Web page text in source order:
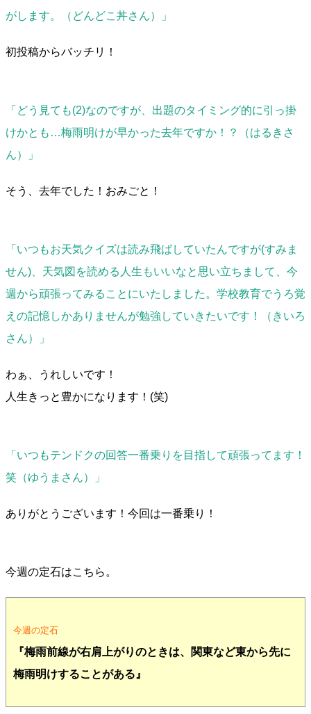
がします。（どんどこ丼さん）」
初投稿からバッチリ！
「どう見ても(2)なのですが、出題のタイミング的に引っ掛
けかとも…梅雨明けが早かった去年ですか！？（はるきさ
ん）」
そう、去年でした！おみごと！
「いつもお天気クイズは読み飛ばしていたんですが(すみま
せん)、天気図を読める人生もいいなと思い立ちまして、今
週から頑張ってみることにいたしました。学校教育でうろ覚
えの記憶しかありませんが勉強していきたいです！（きいろ
さん）」
わぁ、うれしいです！
人生きっと豊かになります！(笑)
「いつもテンドクの回答一番乗りを目指して頑張ってます！
笑（ゆうまさん）」
ありがとうございます！今回は一番乗り！
今週の定石はこちら。
今週の定石
『梅雨前線が右肩上がりのときは、関東など東から先に
梅雨明けすることがある』